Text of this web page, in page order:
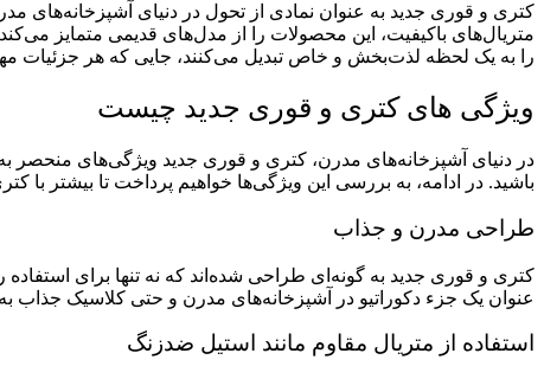
کتری و قوری جدید به عنوان نمادی از تحول در دنیای آشپزخانه‌های
متریال‌های باکیفیت، این محصولات را از مدل‌های قدیمی متمایز
را به یک لحظه لذت‌بخش و خاص تبدیل می‌کنند، جایی که هر جزئیات
ویژگی های کتری و قوری جدید چیست
در دنیای آشپزخانه‌های مدرن، کتری و قوری جدید ویژگی‌های منحصر به
باشید. در ادامه، به بررسی این ویژگی‌ها خواهیم پرداخت تا بیشتر با
طراحی مدرن و جذاب
کتری و قوری جدید به گونه‌ای طراحی شده‌اند که نه تنها برای
عنوان یک جزء دکوراتیو در آشپزخانه‌های مدرن و حتی کلاسیک جذاب
استفاده از متریال مقاوم مانند استیل ضدزنگ